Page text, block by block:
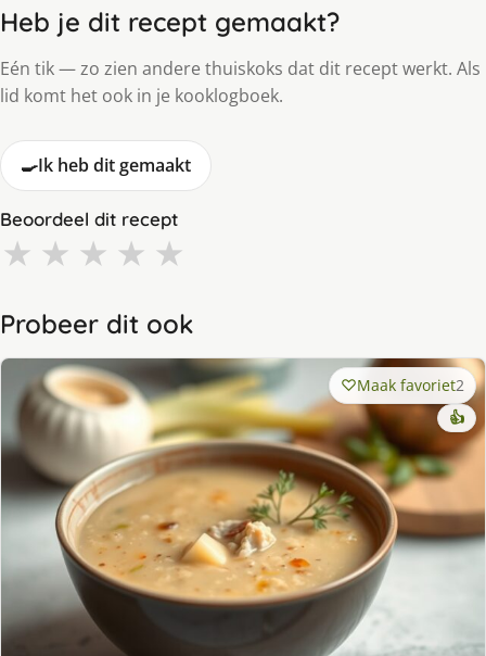
Heb je dit recept gemaakt?
Eén tik — zo zien andere thuiskoks dat dit recept werkt. Als
lid komt het ook in je kooklogboek.
🍳Ik heb dit gemaakt
Beoordeel dit recept
★ ★ ★ ★ ★
Probeer dit ook
Maak favoriet2
👍